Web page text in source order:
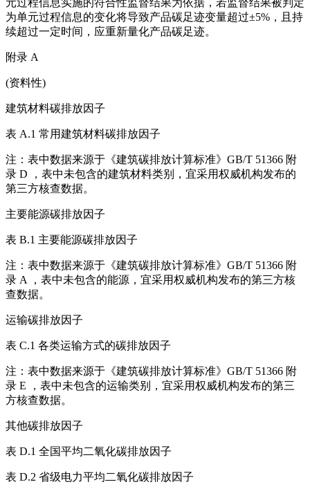
元过程信息实施的符合性监督结果为依据，若监督结果被判定
为单元过程信息的变化将导致产品碳足迹变量超过±5%，且持
续超过一定时间，应重新量化产品碳足迹。
附录 A
(资料性)
建筑材料碳排放因子
表 A.1 常用建筑材料碳排放因子
注：表中数据来源于《建筑碳排放计算标准》GB/T 51366 附
录 D ，表中未包含的建筑材料类别，宜采用权威机构发布的
第三方核查数据。
主要能源碳排放因子
表 B.1 主要能源碳排放因子
注：表中数据来源于《建筑碳排放计算标准》GB/T 51366 附
录 A ，表中未包含的能源，宜采用权威机构发布的第三方核
查数据。
运输碳排放因子
表 C.1 各类运输方式的碳排放因子
注：表中数据来源于《建筑碳排放计算标准》GB/T 51366 附
录 E ，表中未包含的运输类别，宜采用权威机构发布的第三
方核查数据。
其他碳排放因子
表 D.1 全国平均二氧化碳排放因子
表 D.2 省级电力平均二氧化碳排放因子